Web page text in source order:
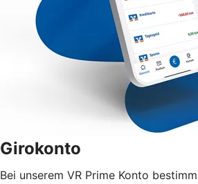
Girokonto
Bei unserem VR Prime Konto